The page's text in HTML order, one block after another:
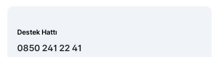
Destek Hattı
0850 241 22 41